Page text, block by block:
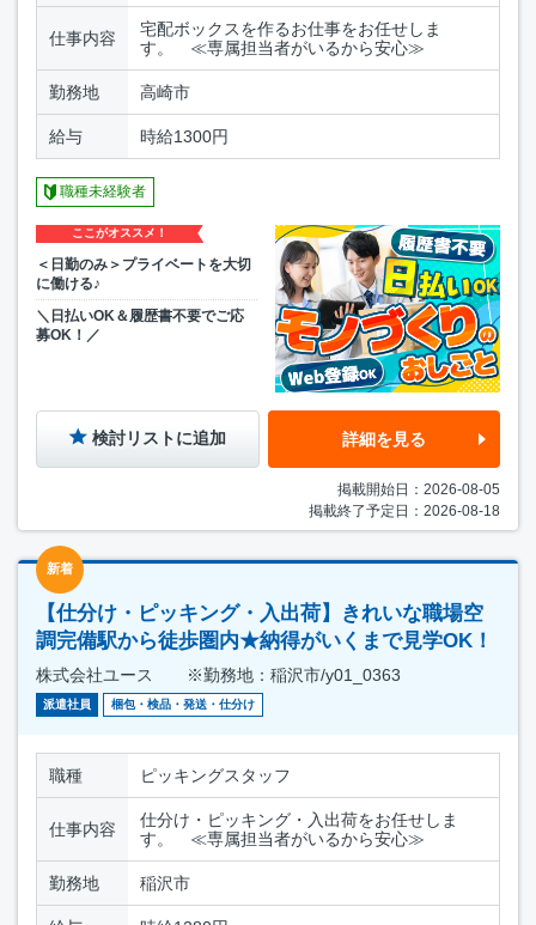
仕事内容
宅配ボックスを作るお仕事をお任せしま
す。 ≪専属担当者がいるから安心≫
勤務地 高崎市
給与 時給1300円
職種未経験者
ここがオススメ！
＜日勤のみ＞プライベートを大切
に働ける♪
＼日払いOK＆履歴書不要でご応
募OK！／
検討リストに追加 詳細を見る
掲載開始日：2026-08-05
掲載終了予定日：2026-08-18
新着
【仕分け・ピッキング・入出荷】きれいな職場空
調完備駅から徒歩圏内★納得がいくまで見学OK！
株式会社ユース ※勤務地：稲沢市/y01_0363
派遣社員 梱包・検品・発送・仕分け
職種 ピッキングスタッフ
仕事内容
仕分け・ピッキング・入出荷をお任せしま
す。 ≪専属担当者がいるから安心≫
勤務地 稲沢市